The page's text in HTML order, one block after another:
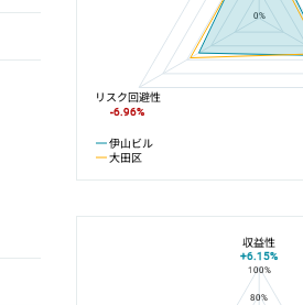
0%
伊山ビル
大田区
リスク回避性
-6.96%
伊山ビルと池上の平均値の総合評価の比較
100%
80%
収益性
+6.15%